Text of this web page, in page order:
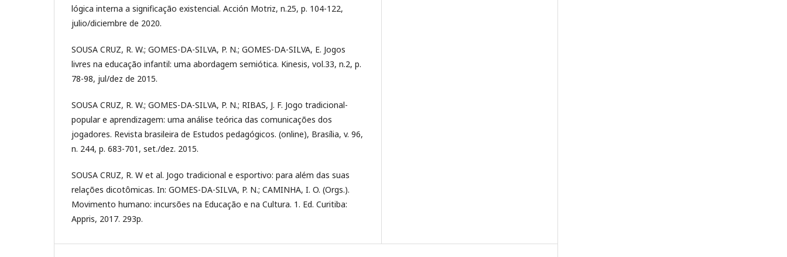
lógica interna a significação existencial. Acción Motriz, n.25, p. 104-122,
julio/diciembre de 2020.
SOUSA CRUZ, R. W.; GOMES-DA-SILVA, P. N.; GOMES-DA-SILVA, E. Jogos
livres na educação infantil: uma abordagem semiótica. Kinesis, vol.33, n.2, p.
78-98, jul/dez de 2015.
SOUSA CRUZ, R. W.; GOMES-DA-SILVA, P. N.; RIBAS, J. F. Jogo tradicional-
popular e aprendizagem: uma análise teórica das comunicações dos
jogadores. Revista brasileira de Estudos pedagógicos. (online), Brasília, v. 96,
n. 244, p. 683-701, set./dez. 2015.
SOUSA CRUZ, R. W et al. Jogo tradicional e esportivo: para além das suas
relações dicotômicas. In: GOMES-DA-SILVA, P. N.; CAMINHA, I. O. (Orgs.).
Movimento humano: incursões na Educação e na Cultura. 1. Ed. Curitiba:
Appris, 2017. 293p.